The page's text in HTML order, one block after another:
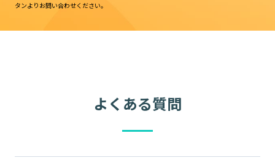
タンよりお問い合わせください。
よくある質問